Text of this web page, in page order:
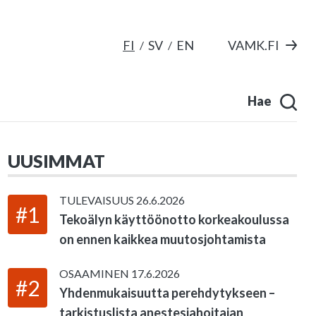
FI SV EN VAMK.FI
Hae
UUSIMMAT
#1
TULEVAISUUS 26.6.2026
Tekoälyn käyttöönotto korkeakoulussa
on ennen kaikkea muutosjohtamista
#2
OSAAMINEN 17.6.2026
Yhdenmukaisuutta perehdytykseen –
tarkistuslista anestesiahoitajan